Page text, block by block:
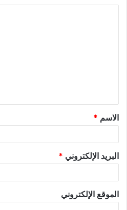
الاسم *
البريد الإلكتروني *
الموقع الإلكتروني